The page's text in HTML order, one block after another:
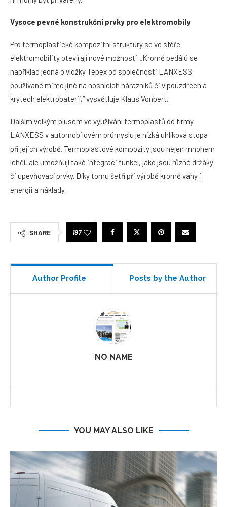
Vysoce pevné konstrukční prvky pro elektromobily
Pro termoplastické kompozitní struktury se ve sféře
elektromobility otevírají nové možnosti. „Kromě pedálů se
například jedná o vložky Tepex od společnosti LANXESS
používané mimo jiné na nosnících nárazníků či v pouzdrech a
krytech elektrobaterií,“ vysvětluje Klaus Vonbert.
Dalším velkým plusem ve využívání termoplastů od firmy
LANXESS v automobilovém průmyslu je nízká uhlíková stopa
při jejich výrobě. Termoplastové kompozity jsou nejen mnohem
lehčí, ale umožňují také integraci funkcí, jako jsou různé držáky
či upevňovací prvky. Díky tomu šetří při výrobě kromě váhy i
energii a náklady.
SHARE 197
Author Profile Posts by the Author
NO NAME
YOU MAY ALSO LIKE